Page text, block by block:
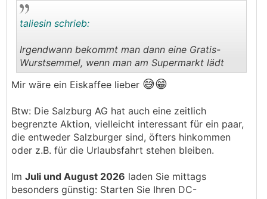
..
taliesin schrieb:
Irgendwann bekommt man dann eine Gratis-
Wurstsemmel, wenn man am Supermarkt lädt
Mir wäre ein Eiskaffee lieber 😅😁
Btw: Die Salzburg AG hat auch eine zeitlich
begrenzte Aktion, vielleicht interessant für ein paar,
die entweder Salzburger sind, öfters hinkommen
oder z.B. für die Urlaubsfahrt stehen bleiben.
Im Juli und August 2026 laden Sie mittags
besonders günstig: Starten Sie Ihren DC-